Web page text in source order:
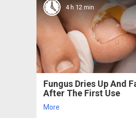
4 h 12 min
Fungus Dries Up And
After The First Use
More